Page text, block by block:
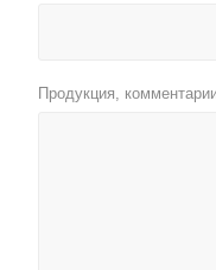
Продукция,